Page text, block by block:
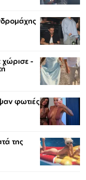
χώρισε -
φωτιές
της